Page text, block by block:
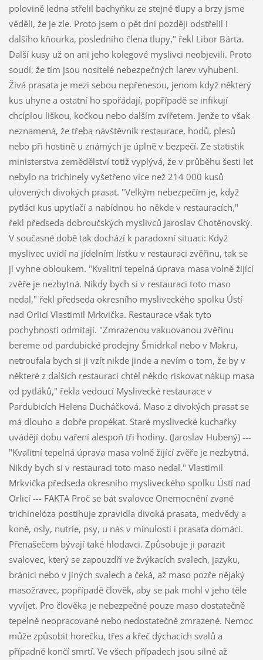
polovině ledna střelil bachyňku ze stejné tlupy a brzy jsme
věděli, že je zle. Proto jsem o pět dní později odstřelil i
dalšího kňourka, posledního člena tlupy," řekl Libor Bárta.
Další kusy už on ani jeho kolegové myslivci neobjevili. Proto
soudí, že tím jsou nositelé nebezpečných larev vyhubeni.
Živá prasata je mezi sebou nepřenesou, jenom když některý
kus uhyne a ostatní ho spořádají, popřípadě se infikují
chcíplou liškou, kočkou nebo dalším zvířetem. Jenže to však
neznamená, že třeba návštěvník restaurace, hodů, plesů
nebo při hostině u známých je úplně v bezpečí. Ze statistik
ministerstva zemědělství totiž vyplývá, že v průběhu šesti let
nebylo na trichinely vyšetřeno více než 214 000 kusů
ulovených divokých prasat. "Velkým nebezpečím je, když
pytláci kus upytlačí a nabídnou ho někde v restauracích,"
řekl předseda dobroučských myslivců Jaroslav Chotěnovský.
V současné době tak dochází k paradoxní situaci: Když
myslivec uvidí na jídelním lístku v restauraci zvěřinu, tak se
jí vyhne obloukem. "Kvalitní tepelná úprava masa volně žijící
zvěře je nezbytná. Nikdy bych si v restauraci toto maso
nedal," řekl předseda okresního mysliveckého spolku Ústí
nad Orlicí Vlastimil Mrkvička. Restaurace však tyto
pochybnosti odmítají. "Zmrazenou vakuovanou zvěřinu
bereme od pardubické prodejny Šmidrkal nebo v Makru,
netroufala bych si ji vzít nikde jinde a nevím o tom, že by v
některé z dalších restaurací chtěl někdo riskovat nákup masa
od pytláků," řekla vedoucí Myslivecké restaurace v
Pardubicích Helena Ducháčková. Maso z divokých prasat se
má dlouho a dobře propékat. Staré myslivecké kuchařky
uvádějí dobu vaření alespoň tři hodiny. (Jaroslav Hubený) ---
"Kvalitní tepelná úprava masa volně žijící zvěře je nezbytná.
Nikdy bych si v restauraci toto maso nedal." Vlastimil
Mrkvička předseda okresního mysliveckého spolku Ústí nad
Orlicí --- FAKTA Proč se bát svalovce Onemocnění zvané
trichinelóza postihuje zpravidla divoká prasata, medvědy a
koně, osly, nutrie, psy, u nás v minulosti i prasata domácí.
Přenašečem bývají také hlodavci. Způsobuje ji parazit
svalovec, který se zapouzdří ve žvýkacích svalech, jazyku,
bránici nebo v jiných svalech a čeká, až maso pozře nějaký
masožravec, popřípadě člověk, aby se pak mohl v jeho těle
vyvíjet. Pro člověka je nebezpečné pouze maso dostatečně
tepelně neopracované nebo nedostatečně zmrazené. Nemoc
může způsobit horečku, třes a křeč dýchacích svalů a
případně končí smrtí. Ve všech případech jsou silné až